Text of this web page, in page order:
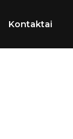
Kontaktai